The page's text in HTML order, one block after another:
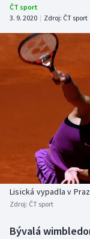
Atletika
Cyklistika
DALŠÍ SPORTY
Americký fotbal
Baseball a
Basketbal
Biatlon
NEPŘEHLÉDNĚTE
Soutěže
Historické
Aplikace ČT
ČT sport
3. 9. 2020 | Zdroj: ČT sport
Lisická vypadla v
Zdroj: ČT sport
Bývalá